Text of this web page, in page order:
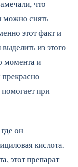
что
можно снять
этот факт и
из этого
момента и
при
он
кислота.
этот препарат